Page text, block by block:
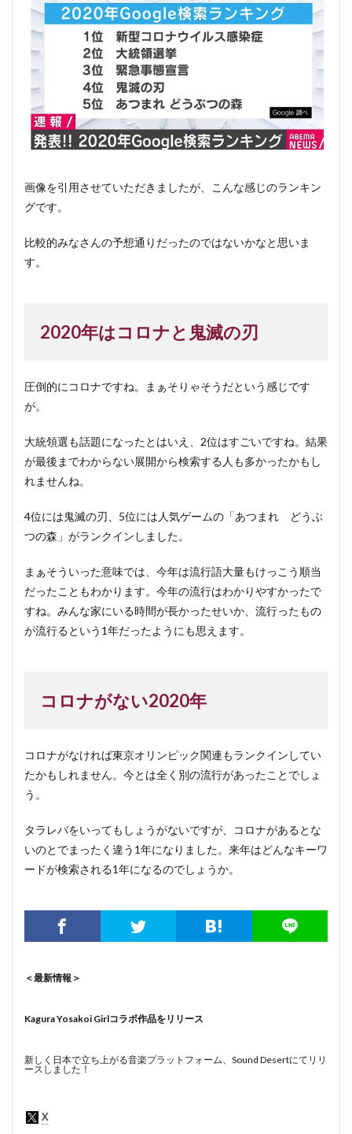
画像を引用させていただきましたが、こんな感じのランキン
グです。
比較的みなさんの予想通りだったのではないかなと思いま
す。
2020年はコロナと鬼滅の刃
圧倒的にコロナですね。まぁそりゃそうだという感じです
が。
大統領選も話題になったとはいえ、2位はすごいですね。結果
が最後までわからない展開から検索する人も多かったかもし
れませんね。
4位には鬼滅の刃、5位には人気ゲームの「あつまれ どうぶ
つの森」がランクインしました。
まぁそういった意味では、今年は流行語大量もけっこう順当
だったこともわかります。今年の流行はわかりやすかったで
すね。みんな家にいる時間が長かったせいか、流行ったもの
が流行るという1年だったようにも思えます。
コロナがない2020年
コロナがなければ東京オリンピック関連もランクインしてい
たかもしれません。今とは全く別の流行があったことでしょ
う。
タラレバをいってもしょうがないですが、コロナがあるとな
いのとでまったく違う1年になりました。来年はどんなキーワ
ードが検索される1年になるのでしょうか。
＜最新情報＞
Kagura Yosakoi Girlコラボ作品をリリース
新しく日本で立ち上がる音楽プラットフォーム、Sound Desertにてリリ
ースしました！